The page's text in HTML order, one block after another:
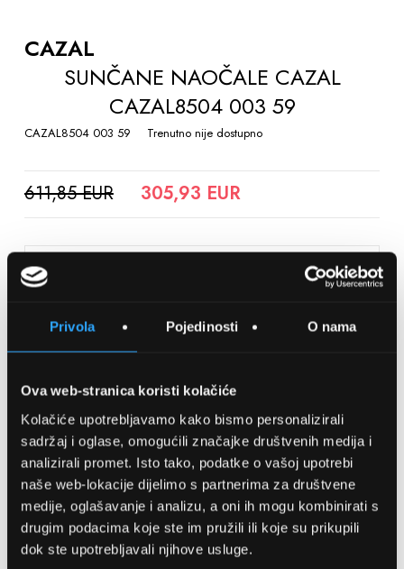
Privola Pojedinosti O nama
Ova web-stranica koristi kolačiće
Kolačiće upotrebljavamo kako bismo personalizirali
sadržaj i oglase, omogućili značajke društvenih medija i
analizirali promet. Isto tako, podatke o vašoj upotrebi
naše web-lokacije dijelimo s partnerima za društvene
medije, oglašavanje i analizu, a oni ih mogu kombinirati s
drugim podacima koje ste im pružili ili koje su prikupili
dok ste upotrebljavali njihove usluge.
THE
BEGINNING
GALLERY
CAZAL
SUNČANE NAOČALE CAZAL
CAZAL8504 003 59
CAZAL8504 003 59 Trenutno nije dostupno
305,93 EUR
611,85 EUR
SPREMITE NA LISTU ŽELJA
Detalji
OPTIKA NJEGO, POSLOVNICA 1